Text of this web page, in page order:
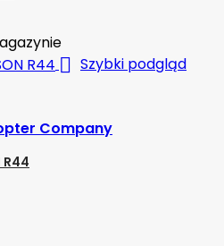
 Szybki podgląd
Company
R44